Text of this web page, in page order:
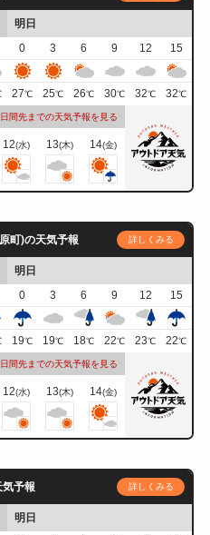
明日
0 3 6 9 12
15
27℃ 25℃ 26℃ 30℃ 32℃ 32℃
間先までの天気予報を見る
12(水) 13(木) 14(金)
町)の天気予報 詳しくみる
明日
0 3 6 9 12
15
19℃ 19℃ 18℃ 22℃ 23℃ 22℃
間先までの天気予報を見る
12(水) 13(木) 14(金)
予報 詳しくみる
明日